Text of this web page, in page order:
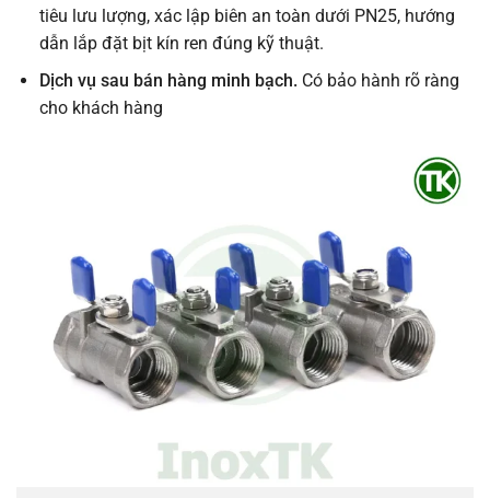
tiêu lưu lượng, xác lập biên an toàn dưới PN25, hướng
dẫn lắp đặt bịt kín ren đúng kỹ thuật.
Dịch vụ sau bán hàng minh bạch.Có bảo hành rõ ràng
cho khách hàng